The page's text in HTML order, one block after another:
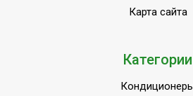
Карта сайта
Категории